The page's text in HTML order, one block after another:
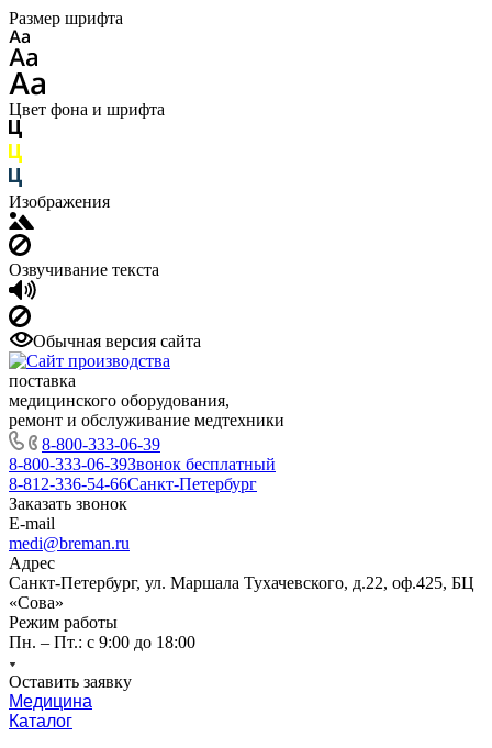
Размер шрифта
Цвет фона и шрифта
Изображения
Озвучивание текста
Обычная версия сайта
поставка
медицинского оборудования,
ремонт и обслуживание медтехники
8-800-333-06-39
8-800-333-06-39Звонок бесплатный
8-812-336-54-66Санкт-Петербург
Заказать звонок
E-mail
medi@breman.ru
Адрес
Санкт-Петербург, ул. Маршала Тухачевского, д.22, оф.425, БЦ
«Сова»
Режим работы
Пн. – Пт.: с 9:00 до 18:00
Оставить заявку
Медицина
Каталог